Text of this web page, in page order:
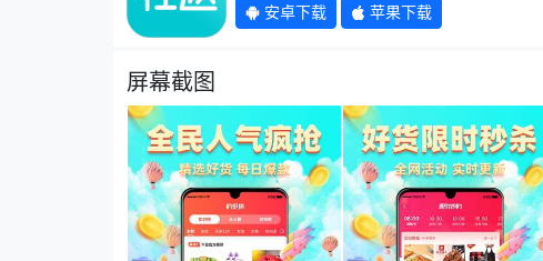
安卓下载 苹果下载
屏幕截图